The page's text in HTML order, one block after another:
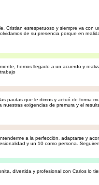
Cristian esrespetuoso y siempre va con
de su presencia porque en
hemos llegado a un acuerdo y
pautas que le dimos y actuó de forma
nuestras exigencias de premura y el
a la perfección, adaptarse y
y un 10 como persona.
divertida y profesional con Carlos lo